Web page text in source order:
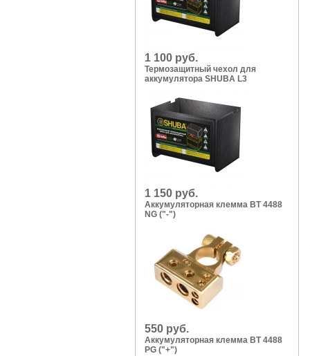
1 100 руб.
Термозащитный чехол для
аккумулятора SHUBA L3
1 150 руб.
Аккумуляторная клемма BT 4488
NG ("-")
550 руб.
Аккумуляторная клемма BT 4488
PG ("+")